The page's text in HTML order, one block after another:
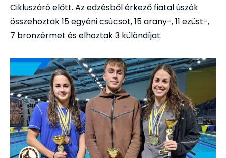
Cikluszáró előtt. Az edzésből érkező fiatal úszók
összehoztak 15 egyéni csúcsot, 15 arany-, 11 ezüst-,
7 bronzérmet és elhoztak 3 különdíjat.